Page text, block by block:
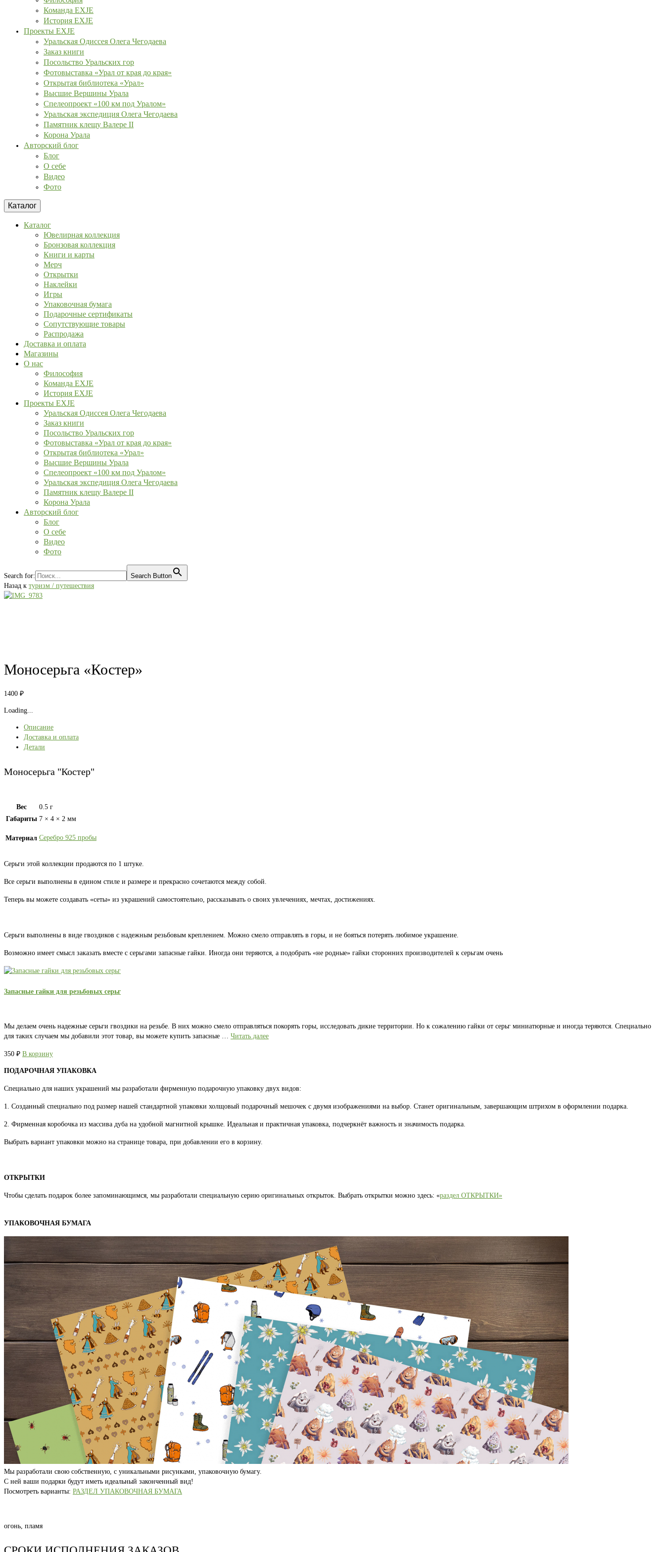
Команда EXJE
История EXJE
Проекты EXJE
Уральская Одиссея Олега Чегодаева
Заказ книги
Посольство Уральских гор
Фотовыставка «Урал от края до края»
Открытая библиотека «Урал»
Высшие Вершины Урала
Спелеопроект «100 км под Уралом»
Уральская экспедиция Олега Чегодаева
Памятник клещу Валере II
Корона Урала
Авторский блог
Блог
О себе
Видео
Фото
Каталог
Каталог
Ювелирная коллекция
Бронзовая коллекция
Книги и карты
Мерч
Открытки
Наклейки
Игры
Упаковочная бумага
Подарочные сертификаты
Сопутствующие товары
Распродажа
Доставка и оплата
Магазины
О нас
Философия
Команда EXJE
История EXJE
Проекты EXJE
Уральская Одиссея Олега Чегодаева
Заказ книги
Посольство Уральских гор
Фотовыставка «Урал от края до края»
Открытая библиотека «Урал»
Высшие Вершины Урала
Спелеопроект «100 км под Уралом»
Уральская экспедиция Олега Чегодаева
Памятник клещу Валере II
Корона Урала
Авторский блог
Блог
О себе
Видео
Фото
Search for:
Search Button
Назад к туризм / путешествия
Моносерьга «Костер»
1400 ₽
Loading...
Описание
Доставка и оплата
Детали
Моносерьга "Костер"
Вес
0.5 г
Габариты 7 × 4 × 2 мм
Материал Серебро 925 пробы
Серьги этой коллекции продаются по 1 штуке.
Все серьги выполнены в едином стиле и размере и прекрасно сочетаются между собой.
Теперь вы можете создавать «сеты» из украшений самостоятельно, рассказывать о своих увлечениях, мечтах, достижениях.
Серьги выполнены в виде гвоздиков с надежным резьбовым креплением. Можно смело отправлять в горы, и не бояться потерять любимое украшение.
Возможно имеет смысл заказать вместе с серьгами запасные гайки. Иногда они теряются, а подобрать «не родные» гайки сторонних производителей к серьгам очень
Запасные гайки для резьбовых серьг
Мы делаем очень надежные серьги гвоздики на резьбе. В них можно смело отправляться покорять горы, исследовать дикие территории. Но к сожалению гайки от серьг миниатюрные и иногда теряются. Специально
для таких случаем мы добавили этот товар, вы можете купить запасные … Читать далее
350 ₽ В корзину
ПОДАРОЧНАЯ УПАКОВКА
Специально для наших украшений мы разработали фирменную подарочную упаковку двух видов:
1. Созданный специально под размер нашей стандартной упаковки холщовый подарочный мешочек с двумя изображениями на выбор. Станет оригинальным, завершающим штрихом в оформлении подарка.
2. Фирменная коробочка из массива дуба на удобной магнитной крышке. Идеальная и практичная упаковка, подчеркнёт важность и значимость подарка.
Выбрать вариант упаковки можно на странице товара, при добавлении его в корзину.
ОТКРЫТКИ
Чтобы сделать подарок более запоминающимся, мы разработали специальную серию оригинальных открыток. Выбрать открытки можно здесь: «раздел ОТКРЫТКИ»
УПАКОВОЧНАЯ БУМАГА
Мы разработали свою собственную, с уникальными рисунками, упаковочную бумагу.
С ней ваши подарки будут иметь идеальный законченный вид!
Посмотреть варианты: РАЗДЕЛ УПАКОВОЧНАЯ БУМАГА
огонь, пламя